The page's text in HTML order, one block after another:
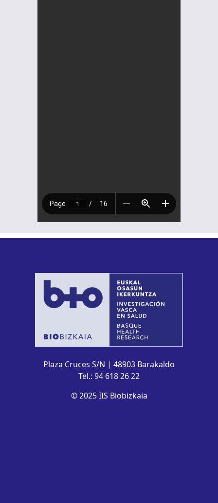
Plaza Cruces S/N | 48903 Barakaldo
Tel.: 94 618 26 22
© 2025 IIS Biobizkaia